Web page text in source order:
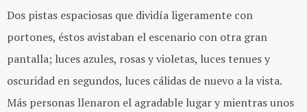
Dos pistas espaciosas que dividía ligeramente con
portones, éstos avistaban el escenario con otra gran
pantalla; luces azules, rosas y violetas, luces tenues y
oscuridad en segundos, luces cálidas de nuevo a la vista.
Más personas llenaron el agradable lugar y mientras unos